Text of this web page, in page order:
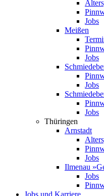
Jobs
Meißen
Jobs
Jobs
Jobs
Thüringen
Arnstadt
Jobs
Ilmenau
Jobs